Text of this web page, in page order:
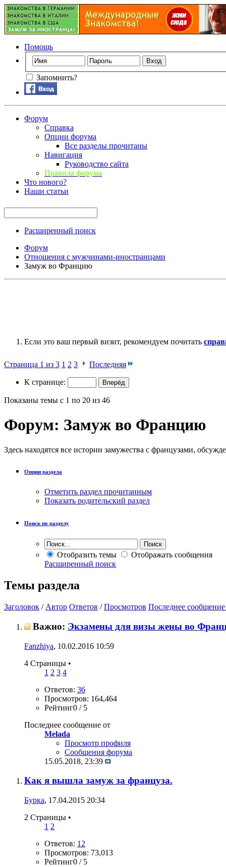
Помощь
Запомнить?
Форум
Справка
Опции форума
Все разделы прочитаны
Навигация
Руководство сайта
Правила форума
Что нового?
Наши статьи
Расширенный поиск
Форум
Отношения с мужчинами-иностранцами
Замуж во Францию
Если это ваш первый визит, рекомендуем почитать
Страница 1 из 3 1 2 3 Последняя
К странице:
Показаны темы с 1 по 20 из 46
Форум: Замуж во Францию
Здесь находятся все истории замужества с французами,
Опции раздела
Отметить раздел прочитанным
Показать родительский раздел
Поиск по разделу
Отобразить темы
Отображать сообщения
Расширенный поиск
Темы раздела
Заголовок / Автор Ответов /Просмотров Последнее сообщение
Важно: Экзамены для визы жены во
Fanzhiya, 10.02.2016 10:59
4 Страницы •
1 2 3 4
Ответов: 36
Просмотров: 164,464
Рейтинг0 / 5
Последнее сообщение от
Melada
Просмотр профиля
Сообщения форума
15.05.2018, 23:39
Как я вышла замуж за француза.
Бурка, 17.04.2015 20:34
2 Страницы •
1 2
Ответов: 12
Просмотров: 73,013
Рейтинг0 / 5